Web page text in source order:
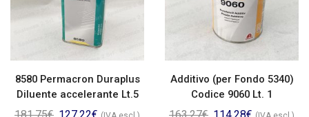
8580 Permacron Duraplus
Diluente accelerante Lt.5
181,75€ 127,22€
Additivo (per Fondo 5340)
Codice 9060 Lt. 1
163,27€ 114,28€